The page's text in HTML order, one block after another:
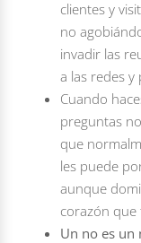
clientes y
no
invadir las
a las redes
Cuando
preguntas
que
les puede
aunque
corazón que
Un no es un